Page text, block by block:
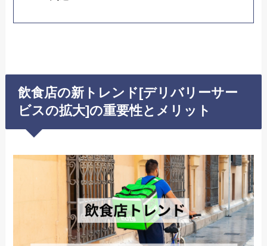
飲食店の新トレンド[デリバリーサー
ビスの拡大]の重要性とメリット